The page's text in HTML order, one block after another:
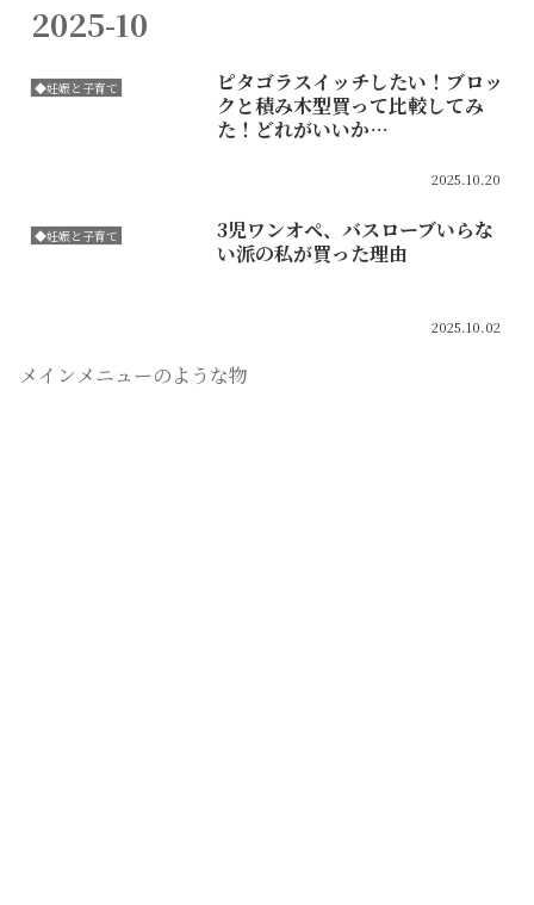
2025-10
◆妊娠と子育て
ピタゴラスイッチしたい！ブロッ
クと積み木型買って比較してみ
た！どれがいいか…
2025.10.20
◆妊娠と子育て
3児ワンオペ、バスローブいらな
い派の私が買った理由
2025.10.02
メインメニューのような物